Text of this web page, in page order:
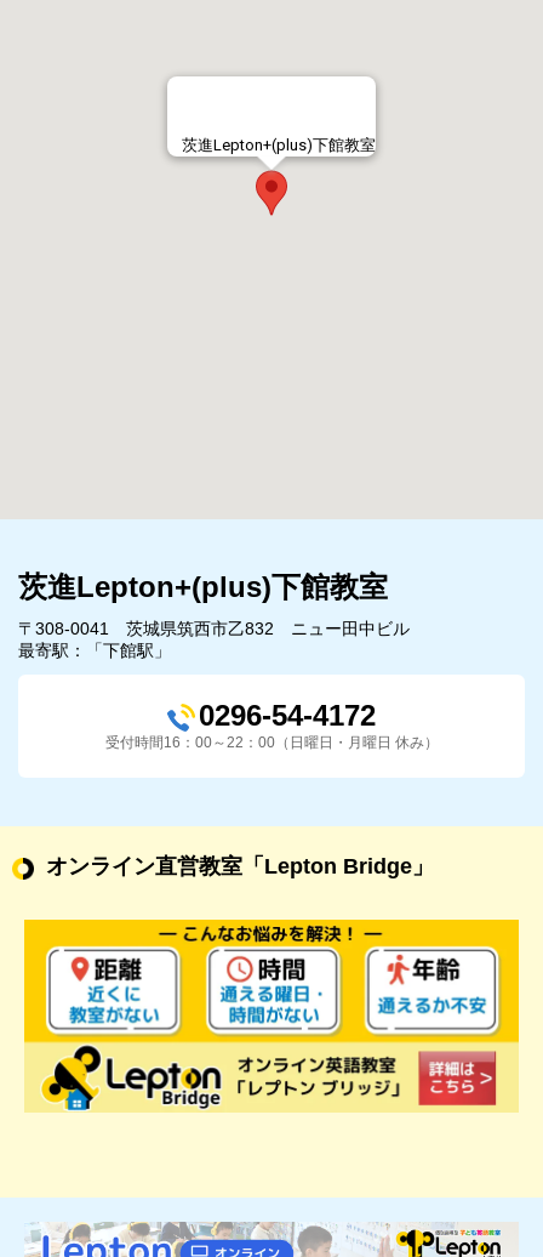
茨進Lepton+(plus)下館教室
茨進Lepton+(plus)下館教室
〒308-0041 茨城県筑西市乙832 ニュー田中ビル
最寄駅：「下館駅」
0296-54-4172
受付時間16：00～22：00（日曜日・月曜日 休み）
オンライン直営教室 「Lepton Bridge」